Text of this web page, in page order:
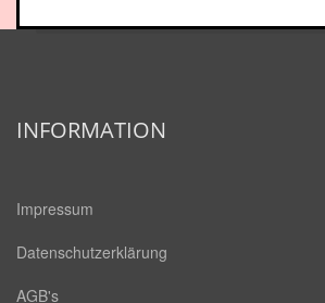
INFORMATION
Impressum
Datenschutzerklärung
AGB's